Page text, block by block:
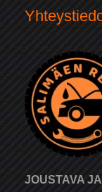
JOUSTAVA